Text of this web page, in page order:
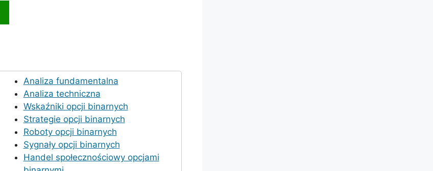
Analiza fundamentalna
Analiza techniczna
Wskaźniki opcji binarnych
Strategie opcji binarnych
Roboty opcji binarnych
Sygnały opcji binarnych
Handel społecznościowy opcjami